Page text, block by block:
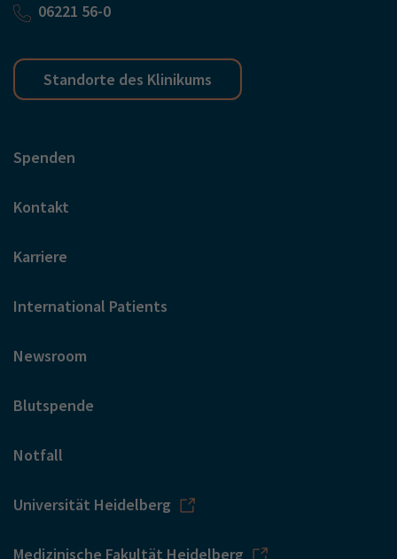
06221 56-0
Standorte des Klinikums
Spenden
Kontakt
Karriere
International Patients
Newsroom
Blutspende
Notfall
Universität Heidelberg
Medizinische Fakultät Heidelberg